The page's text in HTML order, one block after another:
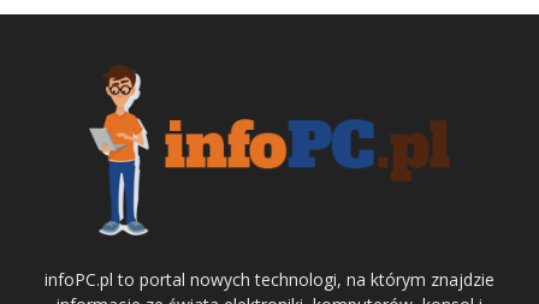
infoPC.pl to portal nowych technologi, na którym znajdzie